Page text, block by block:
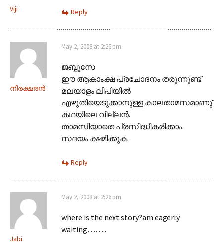
Viji Reply
നിരക്ഷരന്‍
May 2, 2008 at 2:26 pm
ജബ്ബൂസേ
ഈ ആകാംക്ഷ പ്രചോദനം തരുന്നുണ്ട്.
മലയാളം ലിപിയില്‍
എഴുതിയെടുക്കാനുള്ള കാലതാമസമാണു്‌
കഥയിലെ വില്ലന്‍.
താമസിയാതെ പ്രസിദ്ധീകരിക്കാം.
സദയം ക്ഷമിക്കുക.
Reply
Jabi
May 2, 2008 at 2:26 pm
where is the next story?am eagerly
waiting……..